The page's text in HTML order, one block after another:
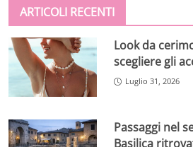
ARTICOLI RECENTI
Look da
scegliere gli
Luglio 31, 2026
Passaggi nel
Basilica